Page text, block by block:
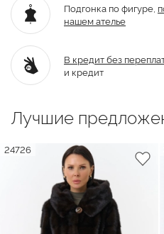
Подгонка по фигуре,
нашем ателье
В кредит без
и кредит
Лучшие
24726